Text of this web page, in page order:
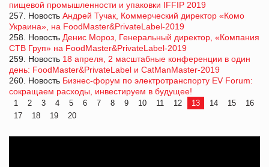
пищевой промышленности и упаковки IFFIP 2019
257. Новость Андрей Тучак, Коммерческий директор «Комо
Украина», на FoodMaster&PrivateLabel-2019
258. Новость Денис Мороз, Генеральный директор, «Компания
СТВ Груп» на FoodMaster&PrivateLabel-2019
259. Новость 18 апреля, 2 масштабные конференции в один
день: FoodMaster&PrivateLabel и CatManMaster-2019
260. Новость Бизнес-форум по электротранспорту EV Forum:
сокращаем расходы, инвестируем в будущее!
1 2 3 4 5 6 7 8 9 10 11 12 13 14 15
16
17
18 19 20